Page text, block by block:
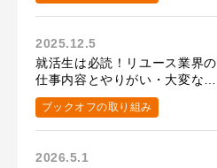
2025.12.5
就活生は必読！リユース業界の
仕事内容とやりがい・大変なこ
と
ブックオフの取り組み
2026.5.1